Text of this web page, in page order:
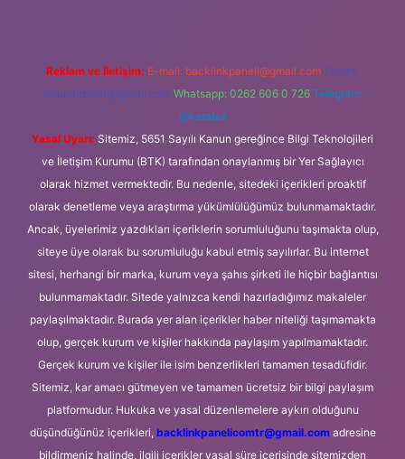
Reklam ve İletişim: E-mail: backlinkpaneli@gmail.com Teams:
forumhizmeti@gmail.com Whatsapp: 0262 606 0 726 Telegram:
@karabul
Yasal Uyarı: Sitemiz, 5651 Sayılı Kanun gereğince Bilgi Teknolojileri
ve İletişim Kurumu (BTK) tarafından onaylanmış bir Yer Sağlayıcı
olarak hizmet vermektedir. Bu nedenle, sitedeki içerikleri proaktif
olarak denetleme veya araştırma yükümlülüğümüz bulunmamaktadır.
Ancak, üyelerimiz yazdıkları içeriklerin sorumluluğunu taşımakta olup,
siteye üye olarak bu sorumluluğu kabul etmiş sayılırlar. Bu internet
sitesi, herhangi bir marka, kurum veya şahıs şirketi ile hiçbir bağlantısı
bulunmamaktadır. Sitede yalnızca kendi hazırladığımız makaleler
paylaşılmaktadır. Burada yer alan içerikler haber niteliği taşımamakta
olup, gerçek kurum ve kişiler hakkında paylaşım yapılmamaktadır.
Gerçek kurum ve kişiler ile isim benzerlikleri tamamen tesadüfidir.
Sitemiz, kar amacı gütmeyen ve tamamen ücretsiz bir bilgi paylaşım
platformudur. Hukuka ve yasal düzenlemelere aykırı olduğunu
düşündüğünüz içerikleri, backlinkpanelicomtr@gmail.comadresine
bildirmeniz halinde, ilgili içerikler yasal süre içerisinde sitemizden